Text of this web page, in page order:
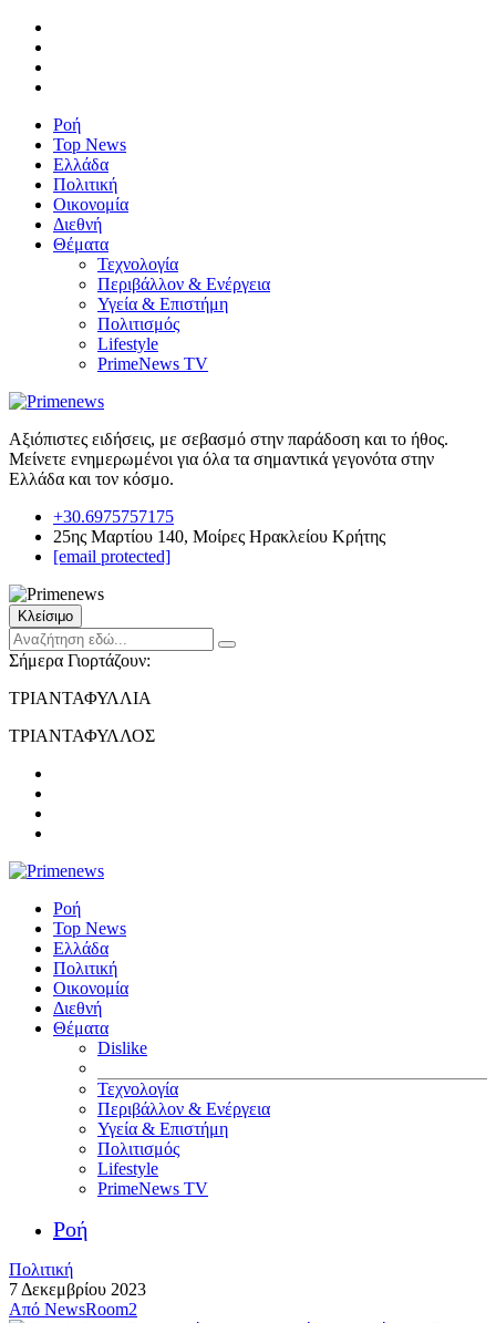
Ροή
Top News
Ελλάδα
Πολιτική
Οικονομία
Διεθνή
Θέματα
Τεχνολογία
Περιβάλλον & Ενέργεια
Υγεία & Επιστήμη
Πολιτισμός
Lifestyle
PrimeNews TV
Αξιόπιστες ειδήσεις, με σεβασμό στην παράδοση και το ήθος.
Μείνετε ενημερωμένοι για όλα τα σημαντικά γεγονότα στην
Ελλάδα και τον κόσμο.
+30.6975757175
25ης Μαρτίου 140, Μοίρες Ηρακλείου Κρήτης
[email protected]
Κλείσιμο
Σήμερα Γιορτάζουν:
ΤΡΙΑΝΤΑΦΥΛΛΙΑ
ΤΡΙΑΝΤΑΦΥΛΛΟΣ
Ροή
Top News
Ελλάδα
Πολιτική
Οικονομία
Διεθνή
Θέματα
Dislike
Τεχνολογία
Περιβάλλον & Ενέργεια
Υγεία & Επιστήμη
Πολιτισμός
Lifestyle
PrimeNews TV
Ροή
Πολιτική
7 Δεκεμβρίου 2023
Από NewsRoom2